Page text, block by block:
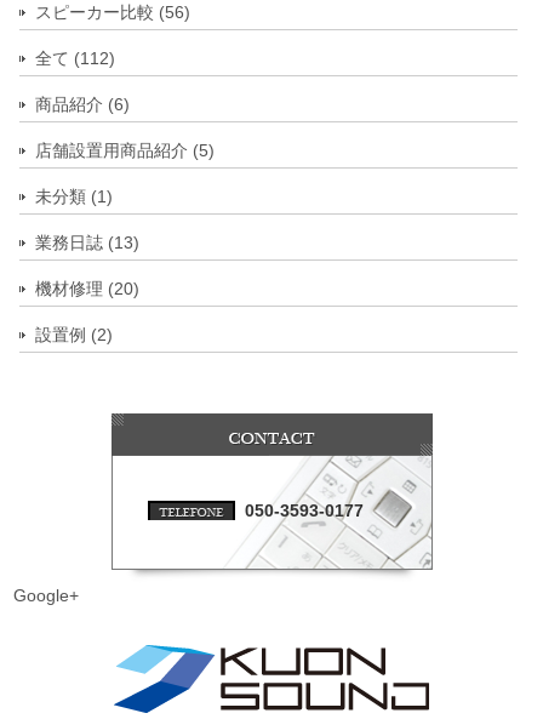
スピーカー比較 (56)
全て (112)
商品紹介 (6)
店舗設置用商品紹介 (5)
未分類 (1)
業務日誌 (13)
機材修理 (20)
設置例 (2)
050-3593-0177
Google+